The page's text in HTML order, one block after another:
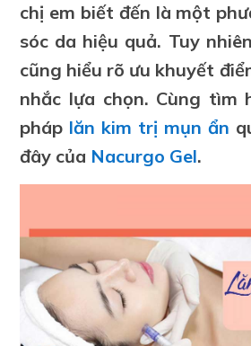
chị em biết đến là một
sóc da hiệu quả. Tuy
cũng hiểu rõ ưu khuyết
nhắc lựa chọn. Cùng tìm
pháp lăn kim trị mụn ẩn
đây của Nacurgo Gel.